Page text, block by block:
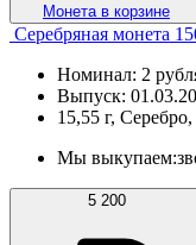
Монета в корзине
Серебряная монета
Номинал: 2
Выпуск:
15,55 г,
Мы выкупаем:
5 200